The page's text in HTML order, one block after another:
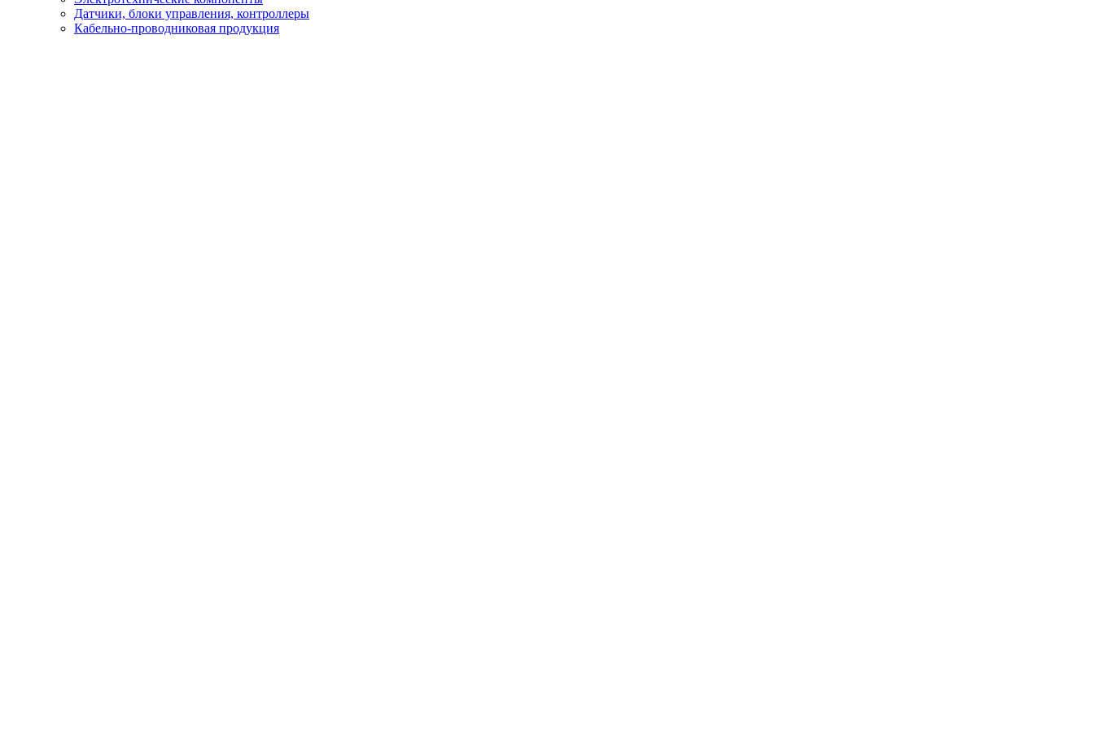
Датчики, блоки управления, контроллеры
Кабельно-проводниковая продукция